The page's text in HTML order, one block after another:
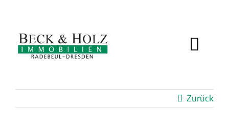
springen
BEWERTUNG
Zurück